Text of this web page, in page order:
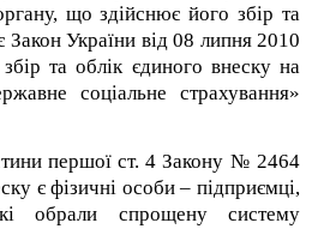
що здійснює його збір та
Закон України від 08 липня 2010
та облік єдиного внеску на
соціальне страхування»
першої ст. 4 Закону № 2464
є фізичні особи – підприємці,
обрали спрощену систему